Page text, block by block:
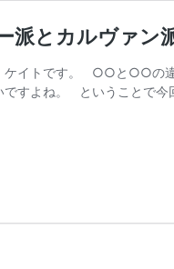
派とカルヴァン
ケイトです。 ○○と○○の違
ですよね。 ということで